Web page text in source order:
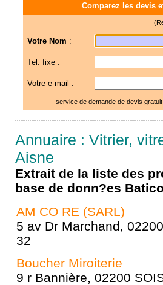
Comparez les devis
Votre Nom :
Tel. fixe :
Votre e-mail :
service de demande de devis
Annuaire : Vitrier,
Aisne
Extrait de la liste des
base de donn?es Batico
AM CO RE (SARL)
5 av Dr Marchand,
32
Boucher Miroiterie
9 r Bannière, 02200